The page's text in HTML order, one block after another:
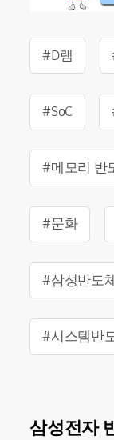
#D램
#SoC
#메모리 반
#문화
#삼성반도
#시스템반
삼성전자